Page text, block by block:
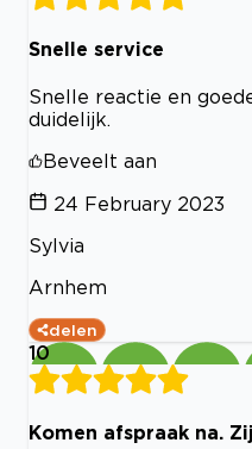
Snelle service
Snelle reactie en
duidelijk.
Beveelt aan
24 February 2023
Sylvia
Arnhem
delen
10
Komen afspraak na.